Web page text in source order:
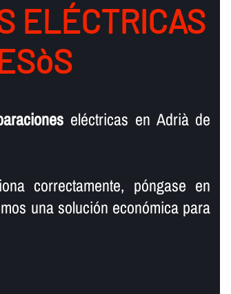
ELÉCTRICAS
eléctricas en Adrià de
correctamente, póngase en
una solución económica para